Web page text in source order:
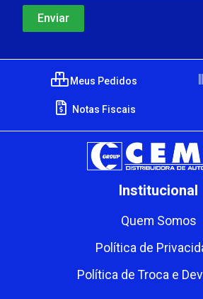
Meus Pedidos
Notas Fiscais
Institucional
Quem Somos
Política de
Política de Troca e